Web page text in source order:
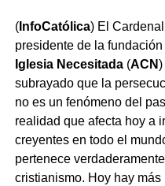
(InfoCatólica) El Cardenal
presidente de la
Iglesia Necesitada(ACN)
subrayado que la
no es un fenómeno del
realidad que afecta hoy a
creyentes en todo el
pertenece
cristianismo. Hoy hay